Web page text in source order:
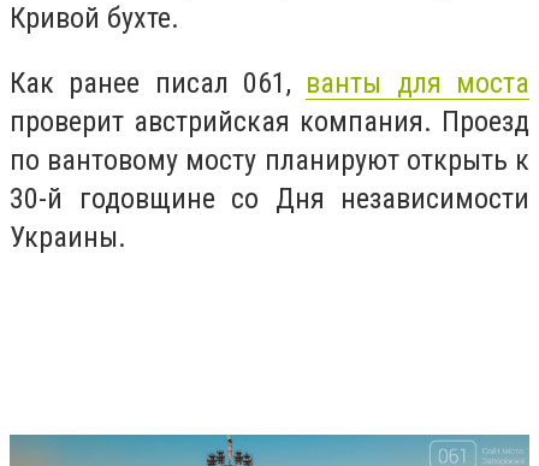
Кривой бухте.
Как ранее писал 061, ванты для моста
проверит австрийская компания. Проезд
по вантовому мосту планируют открыть к
30-й годовщине со Дня независимости
Украины.